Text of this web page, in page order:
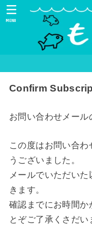
MENU
Confirm
お問い合わせメール
この度はお問い合
うございました。
メールでいただい
きます。
確認までにお時間か
とぞご了承くさだい